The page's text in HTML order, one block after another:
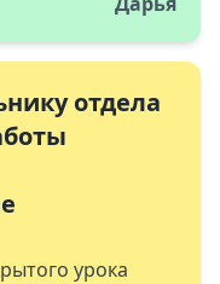
отдела
урока